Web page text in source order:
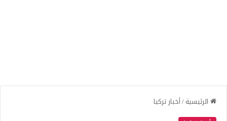
الرئيسية/أخبار تركيا